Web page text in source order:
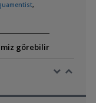
,
görebilir